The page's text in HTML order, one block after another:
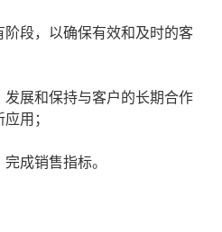
段，以确保有效和及时的客
展和保持与客户的长期合作
用；
成销售指标。